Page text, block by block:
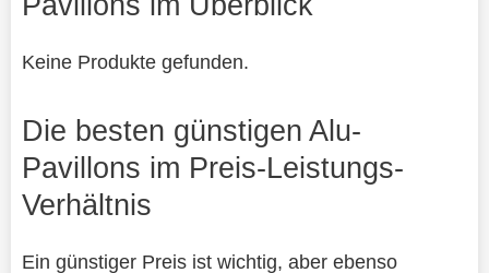
Keine Produkte gefunden.
Die besten günstigen Alu-
Pavillons im Preis-Leistungs-
Verhältnis
Ein günstiger Preis ist wichtig, aber ebenso